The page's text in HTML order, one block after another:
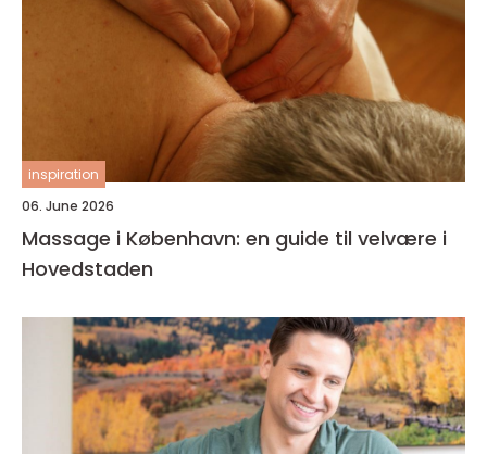
inspiration
06. June 2026
Massage i København: en guide til velvære i
Hovedstaden